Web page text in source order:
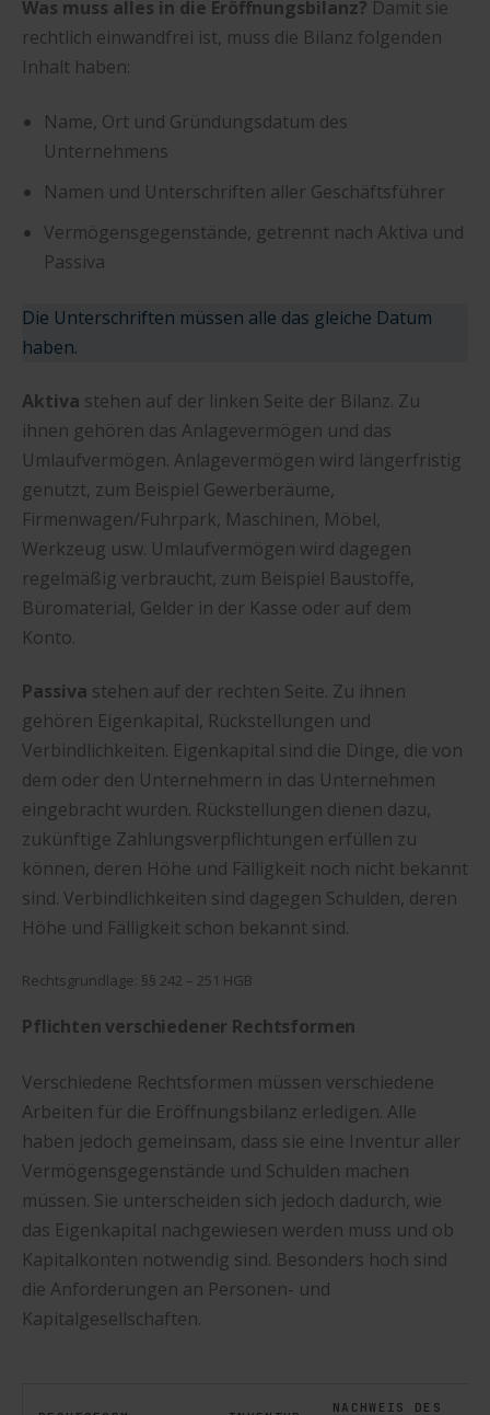
Was muss alles in die Eröffnungsbilanz? Damit sie
rechtlich einwandfrei ist, muss die Bilanz folgenden
Inhalt haben:
Name, Ort und Gründungsdatum des
Unternehmens
Namen und Unterschriften aller Geschäftsführer
Vermögensgegenstände, getrennt nach Aktiva und
Passiva
Die Unterschriften müssen alle das gleiche Datum
haben.
Aktiva stehen auf der linken Seite der Bilanz. Zu
ihnen gehören das Anlagevermögen und das
Umlaufvermögen. Anlagevermögen wird längerfristig
genutzt, zum Beispiel Gewerberäume,
Firmenwagen/Fuhrpark, Maschinen, Möbel,
Werkzeug usw. Umlaufvermögen wird dagegen
regelmäßig verbraucht, zum Beispiel Baustoffe,
Büromaterial, Gelder in der Kasse oder auf dem
Konto.
Passiva stehen auf der rechten Seite. Zu ihnen
gehören Eigenkapital, Rückstellungen und
Verbindlichkeiten. Eigenkapital sind die Dinge, die von
dem oder den Unternehmern in das Unternehmen
eingebracht wurden. Rückstellungen dienen dazu,
zukünftige Zahlungsverpflichtungen erfüllen zu
können, deren Höhe und Fälligkeit noch nicht bekannt
sind. Verbindlichkeiten sind dagegen Schulden, deren
Höhe und Fälligkeit schon bekannt sind.
Rechtsgrundlage: §§ 242 – 251 HGB
Pflichten verschiedener Rechtsformen
Verschiedene Rechtsformen müssen verschiedene
Arbeiten für die Eröffnungsbilanz erledigen. Alle
haben jedoch gemeinsam, dass sie eine Inventur aller
Vermögensgegenstände und Schulden machen
müssen. Sie unterscheiden sich jedoch dadurch, wie
das Eigenkapital nachgewiesen werden muss und ob
Kapitalkonten notwendig sind. Besonders hoch sind
die Anforderungen an Personen- und
Kapitalgesellschaften.
NACHWEIS DES